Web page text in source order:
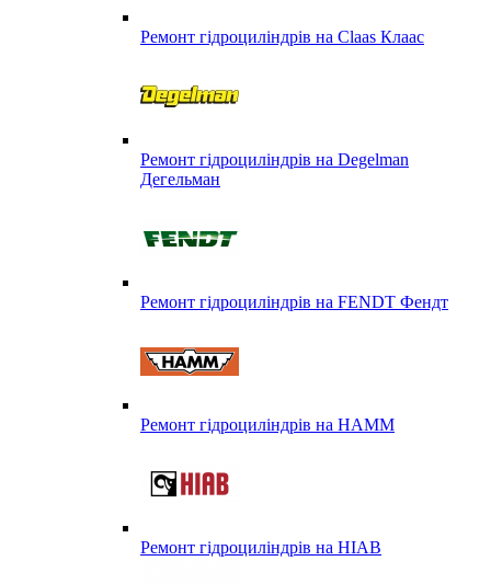
Ремонт гідроциліндрів на Claas Клаас
Ремонт гідроциліндрів на Degelman
Дегельман
Ремонт гідроциліндрів на FENDT Фендт
Ремонт гідроциліндрів на HAMM
Ремонт гідроциліндрів на HIAB